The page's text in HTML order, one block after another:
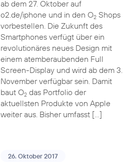
ab dem 27. Oktober auf
o2.de/iphone und in den O2Shops
vorbestellen. Die Zukunft des
Smartphones verfügt über ein
revolutionäres neues Design mit
einem atemberaubenden Full
Screen-Display und wird ab dem 3.
November verfügbar sein. Damit
baut O2das Portfolio der
aktuellsten Produkte von Apple
weiter aus. Bisher umfasst […]
26. Oktober 2017